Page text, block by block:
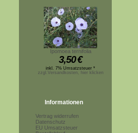
Ipomoea ternifolia
3,50€
inkl. 7% Umsatzsteuer *
zzgl.Versandkosten, hier klicken
Informationen
Vertrag widerrufen
Datenschutz
EU Umsatzsteuer